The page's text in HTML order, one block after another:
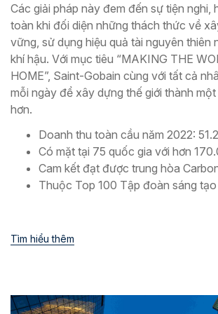
Các giải pháp này đem đến sự tiện nghi,
toàn khi đối diện những thách thức về
vững, sử dụng hiệu quả tài nguyên thiên
khí hậu. Với mục tiêu “MAKING THE
HOME”, Saint-Gobain cùng với tất cả
mỗi ngày để xây dựng thế giới thành
hơn.
Doanh thu toàn cầu năm 2022:
Có mặt tại 75 quốc gia với hơn
Cam kết đạt được trung hòa
Thuộc Top 100 Tập đoàn sáng
Tìm hiểu thêm